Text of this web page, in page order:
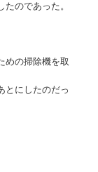
のであった。
めの掃除機を取
とにしたのだっ